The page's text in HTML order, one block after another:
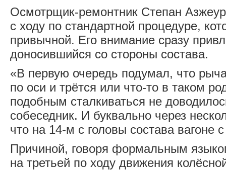
Осмотрщик-ремонтник Степан
с ходу по стандартной процедуре,
привычной. Его внимание сразу
доносившийся со стороны состава.
«В первую очередь подумал, что
по оси и трётся или что-то в таком
подобным сталкиваться не
собеседник. И буквально через
что на 14-м с головы состава вагоне
Причиной, говоря формальным
на третьей по ходу движения